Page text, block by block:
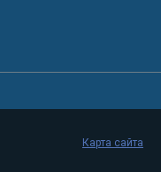
Карта сайта